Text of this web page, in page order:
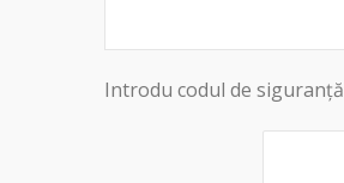
Introdu codul de siguranță